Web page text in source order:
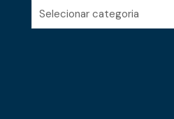
Categorias